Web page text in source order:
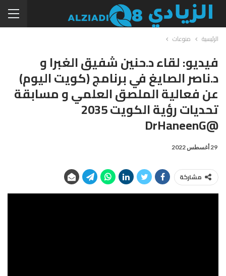
الرئيسية منوعات
فيديو: لقاء د.حنين شفيق الغبرا و
د.ناصر الصايغ في برنامج (كويت اليوم)
عن فعالية الملصق العلمي و مسابقة
تحديات رؤية الكويت 2035
@DrHaneenG
29 أغسطس 2022
مشاركة